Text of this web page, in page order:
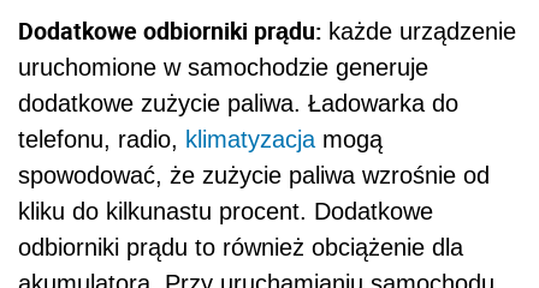
Dodatkowe odbiorniki prądu: każde urządzenie
uruchomione w samochodzie generuje
dodatkowe zużycie paliwa. Ładowarka do
telefonu, radio, klimatyzacja mogą
spowodować, że zużycie paliwa wzrośnie od
kliku do kilkunastu procent. Dodatkowe
odbiorniki prądu to również obciążenie dla